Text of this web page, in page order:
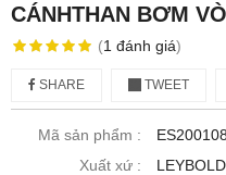
CÁNHTHAN BƠM
(1 đánh giá)
SHARE TWEET
Mã sản phẩm :
Xuất xứ :